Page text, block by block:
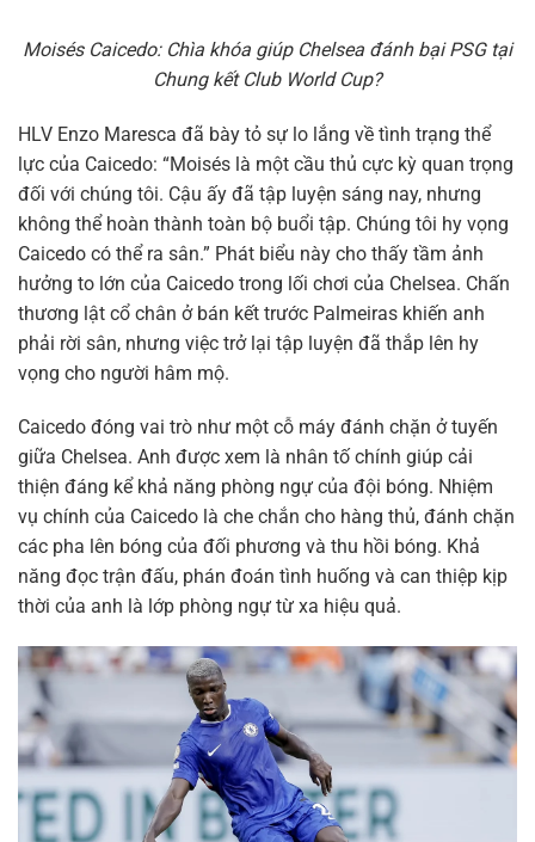
Moisés Caicedo: Chìa khóa giúp Chelsea đánh bại PSG tại
Chung kết Club World Cup?
HLV Enzo Maresca đã bày tỏ sự lo lắng về tình trạng thể
lực của Caicedo: “Moisés là một cầu thủ cực kỳ quan trọng
đối với chúng tôi. Cậu ấy đã tập luyện sáng nay, nhưng
không thể hoàn thành toàn bộ buổi tập. Chúng tôi hy vọng
Caicedo có thể ra sân.” Phát biểu này cho thấy tầm ảnh
hưởng to lớn của Caicedo trong lối chơi của Chelsea. Chấn
thương lật cổ chân ở bán kết trước Palmeiras khiến anh
phải rời sân, nhưng việc trở lại tập luyện đã thắp lên hy
vọng cho người hâm mộ.
Caicedo đóng vai trò như một cỗ máy đánh chặn ở tuyến
giữa Chelsea. Anh được xem là nhân tố chính giúp cải
thiện đáng kể khả năng phòng ngự của đội bóng. Nhiệm
vụ chính của Caicedo là che chắn cho hàng thủ, đánh chặn
các pha lên bóng của đối phương và thu hồi bóng. Khả
năng đọc trận đấu, phán đoán tình huống và can thiệp kịp
thời của anh là lớp phòng ngự từ xa hiệu quả.